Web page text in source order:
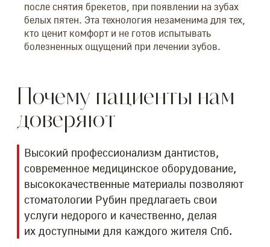
после снятия брекетов, при появлении на зубах
белых пятен. Эта технология незаменима для тех,
кто ценит комфорт и не готов испытывать
болезненных ощущений при лечении зубов.
Почему пациенты нам
доверяют
Высокий профессионализм дантистов,
современное медицинское оборудование,
высококачественные материалы позволяют
стоматологии Рубин предлагаеть свои
услуги недорого и качественно, делая
их доступными для каждого жителя Спб.